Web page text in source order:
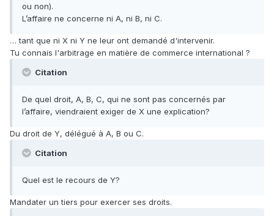
ou non).
L’affaire ne concerne ni A, ni B, ni C.
… tant que ni X ni Y ne leur ont demandé d'intervenir.
Tu connais l'arbitrage en matière de commerce international ?
Citation
De quel droit, A, B, C, qui ne sont pas concernés par
l’affaire, viendraient exiger de X une explication?
Du droit de Y, délégué à A, B ou C.
Citation
Quel est le recours de Y?
Mandater un tiers pour exercer ses droits.